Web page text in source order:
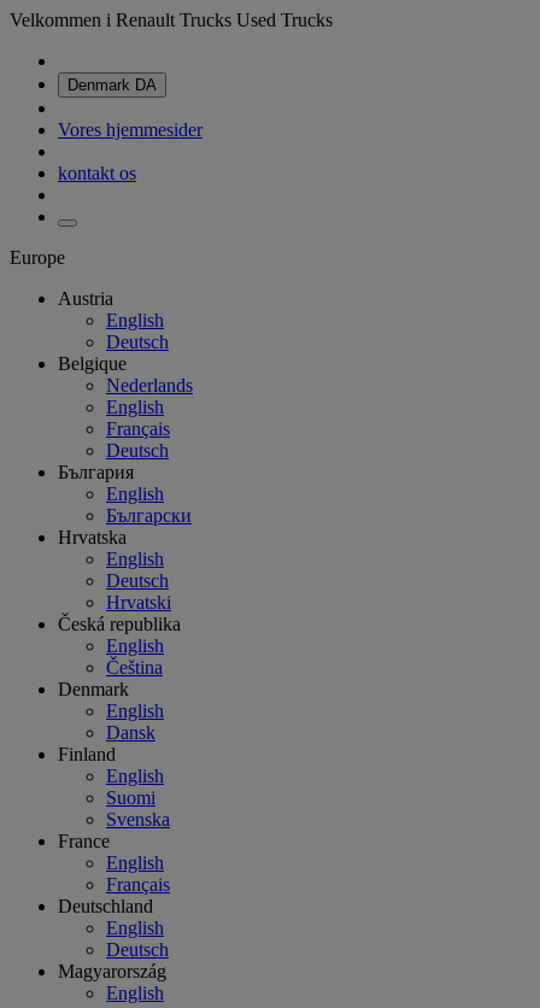
Velkommen i Renault Trucks Used Trucks
Denmark DA
Vores hjemmesider
kontakt os
Europe
Austria
English
Deutsch
Belgique
Nederlands
English
Français
Deutsch
България
English
Български
Hrvatska
English
Deutsch
Hrvatski
Česká republika
English
Čeština
Denmark
English
Dansk
Finland
English
Suomi
Svenska
France
English
Français
Deutschland
English
Deutsch
Magyarország
English